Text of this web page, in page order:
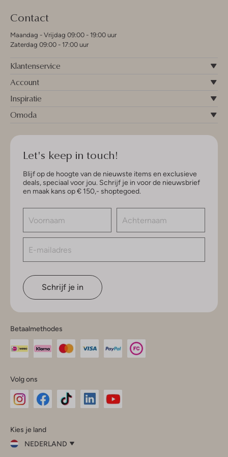
Contact
Maandag - Vrijdag 09:00 - 19:00 uur
Zaterdag 09:00 - 17:00 uur
Klantenservice
Account
Inspiratie
Omoda
Let's keep in touch!
Blijf op de hoogte van de nieuwste items en exclusieve
deals, speciaal voor jou. Schrijf je in voor de nieuwsbrief
en maak kans op € 150,- shoptegoed.
Schrijf je in
Betaalmethodes
Volg ons
InstagramFacebook
Kies je land
NEDERLAND